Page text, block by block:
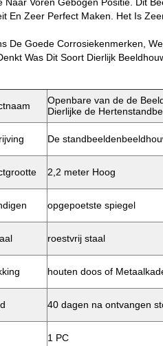
En Zeer Perfect Maken. Het Is
De Goede Corrosiekenmerken,
Was Dit Soort Dierlijk
Openbare van de de
Dierlijke de
De
2,2 meter Hoog
opgepoetste spiegel
roestvrij staal
houten doos of
40 dagen na ontvangen
1 PC